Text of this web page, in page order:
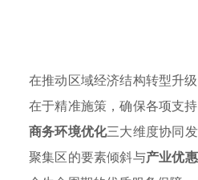
在推动区域经济结构转型升
在于精准施策，确保各项支
商务环境优化三大维度协同
聚集区的要素倾斜与产业优惠